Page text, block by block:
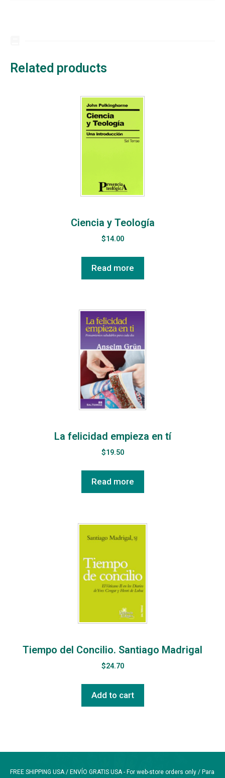
Related products
Ciencia y Teología
$14.00
Read more
La felicidad empieza en tí
$19.50
Read more
Tiempo del Concilio. Santiago Madrigal
$24.70
Add to cart
FREE SHIPPING USA / ENVÍO GRATIS USA - For web-store orders only / Para